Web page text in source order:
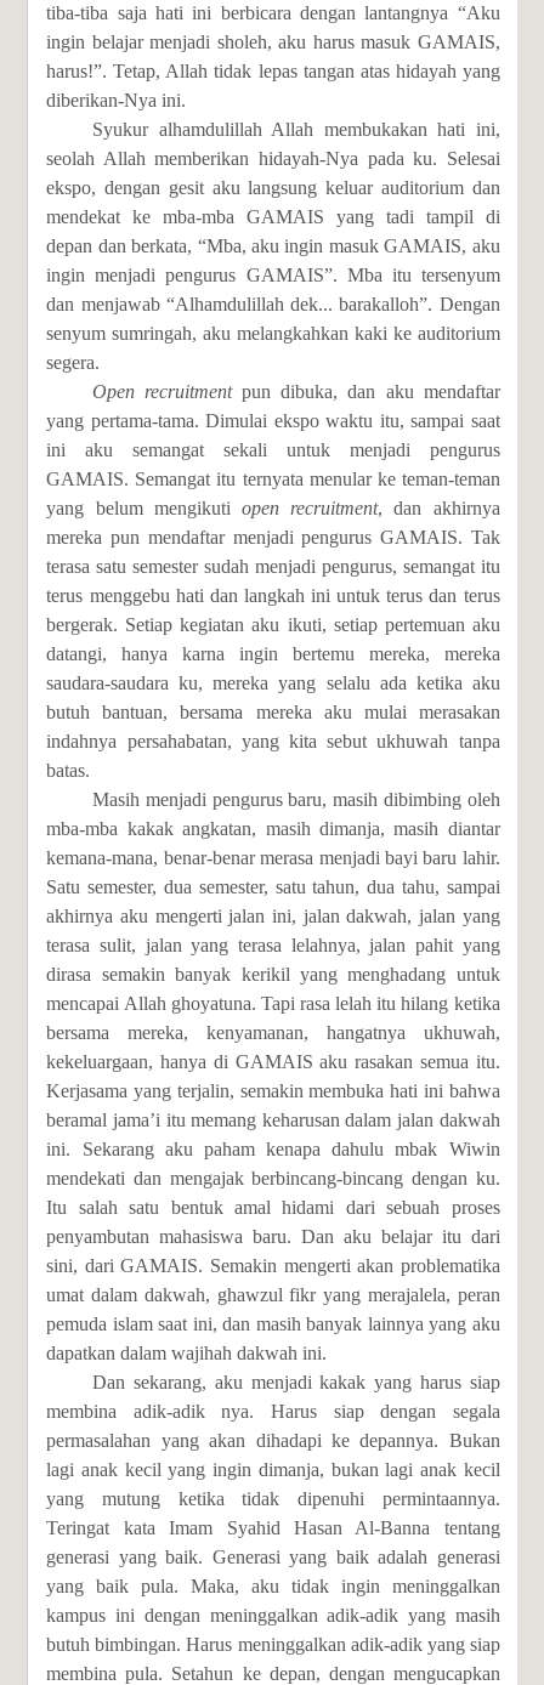
tiba-tiba saja hati ini berbicara dengan lantangnya “Aku
ingin belajar menjadi sholeh, aku harus masuk GAMAIS,
harus!”. Tetap, Allah tidak lepas tangan atas hidayah yang
diberikan-Nya ini.
Syukur alhamdulillah Allah membukakan hati ini,
seolah Allah memberikan hidayah-Nya pada ku. Selesai
ekspo, dengan gesit aku langsung keluar auditorium dan
mendekat ke mba-mba GAMAIS yang tadi tampil di
depan dan berkata, “Mba, aku ingin masuk GAMAIS, aku
ingin menjadi pengurus GAMAIS”. Mba itu tersenyum
dan menjawab “Alhamdulillah dek... barakalloh”. Dengan
senyum sumringah, aku melangkahkan kaki ke auditorium
segera.
Open recruitmentpun dibuka, dan aku mendaftar
yang pertama-tama. Dimulai ekspo waktu itu, sampai saat
ini aku semangat sekali untuk menjadi pengurus
GAMAIS. Semangat itu ternyata menular ke teman-teman
yang belum mengikuti open recruitment, dan akhirnya
mereka pun mendaftar menjadi pengurus GAMAIS. Tak
terasa satu semester sudah menjadi pengurus, semangat itu
terus menggebu hati dan langkah ini untuk terus dan terus
bergerak. Setiap kegiatan aku ikuti, setiap pertemuan aku
datangi, hanya karna ingin bertemu mereka, mereka
saudara-saudara ku, mereka yang selalu ada ketika aku
butuh bantuan, bersama mereka aku mulai merasakan
indahnya persahabatan, yang kita sebut ukhuwah tanpa
batas.
Masih menjadi pengurus baru, masih dibimbing oleh
mba-mba kakak angkatan, masih dimanja, masih diantar
kemana-mana, benar-benar merasa menjadi bayi baru lahir.
Satu semester, dua semester, satu tahun, dua tahu, sampai
akhirnya aku mengerti jalan ini, jalan dakwah, jalan yang
terasa sulit, jalan yang terasa lelahnya, jalan pahit yang
dirasa semakin banyak kerikil yang menghadang untuk
mencapai Allah ghoyatuna. Tapi rasa lelah itu hilang ketika
bersama mereka, kenyamanan, hangatnya ukhuwah,
kekeluargaan, hanya di GAMAIS aku rasakan semua itu.
Kerjasama yang terjalin, semakin membuka hati ini bahwa
beramal jama’i itu memang keharusan dalam jalan dakwah
ini. Sekarang aku paham kenapa dahulu mbak Wiwin
mendekati dan mengajak berbincang-bincang dengan ku.
Itu salah satu bentuk amal hidami dari sebuah proses
penyambutan mahasiswa baru. Dan aku belajar itu dari
sini, dari GAMAIS. Semakin mengerti akan problematika
umat dalam dakwah, ghawzul fikr yang merajalela, peran
pemuda islam saat ini, dan masih banyak lainnya yang aku
dapatkan dalam wajihah dakwah ini.
Dan sekarang, aku menjadi kakak yang harus siap
membina adik-adik nya. Harus siap dengan segala
permasalahan yang akan dihadapi ke depannya. Bukan
lagi anak kecil yang ingin dimanja, bukan lagi anak kecil
yang mutung ketika tidak dipenuhi permintaannya.
Teringat kata Imam Syahid Hasan Al-Banna tentang
generasi yang baik. Generasi yang baik adalah generasi
yang baik pula. Maka, aku tidak ingin meninggalkan
kampus ini dengan meninggalkan adik-adik yang masih
butuh bimbingan. Harus meninggalkan adik-adik yang siap
membina pula. Setahun ke depan, dengan mengucapkan